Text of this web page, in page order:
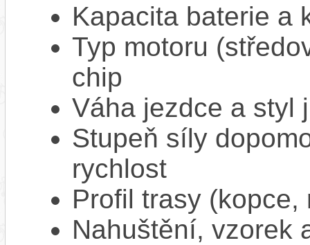
Kapacita baterie a
Typ motoru
chip
Váha jezdce a styl
Stupeň síly
rychlost
Profil trasy
Nahuštění, vzorek